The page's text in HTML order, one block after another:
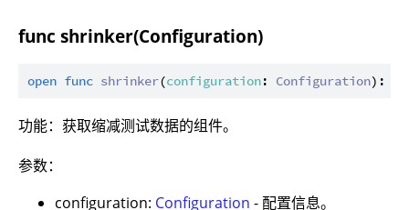
func shrinker(Configuration)
open func shrinker(configuration: Configuration):
功能：获取缩减测试数据的组件。
参数：
configuration: Configuration - 配置信息。